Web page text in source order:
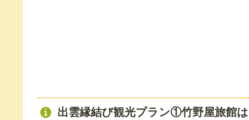
出雲縁結び観光プラン①竹野屋旅館